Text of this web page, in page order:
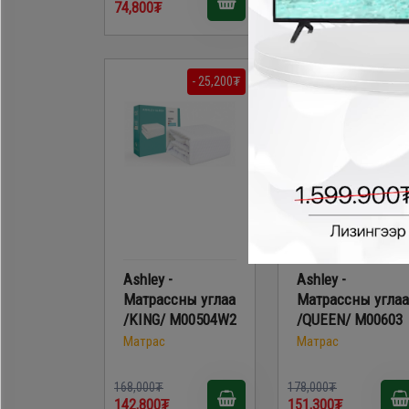
74,800₮ 78,000₮
- 25,200₮
Ashley -
Матрассны углаа
/KING/ M00504W2
Матрас
168,000₮
142,800₮
- 26,700₮
Ashley -
Матрассны углаа
/QUEEN/ M00603
Матрас
178,000₮
151,300₮